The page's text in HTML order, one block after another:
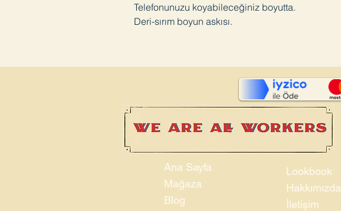
Telefonunuzu koyabileceğiniz boyutta.
Deri-sırım boyun askısı.
Ana Sayfa
Mağaza
Blog
Lookbook
Hakkımızda
İletişim